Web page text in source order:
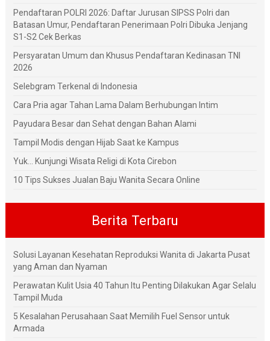
Pendaftaran POLRI 2026: Daftar Jurusan SIPSS Polri dan
Batasan Umur, Pendaftaran Penerimaan Polri Dibuka Jenjang
S1-S2 Cek Berkas
Persyaratan Umum dan Khusus Pendaftaran Kedinasan TNI
2026
Selebgram Terkenal di Indonesia
Cara Pria agar Tahan Lama Dalam Berhubungan Intim
Payudara Besar dan Sehat dengan Bahan Alami
Tampil Modis dengan Hijab Saat ke Kampus
Yuk... Kunjungi Wisata Religi di Kota Cirebon
10 Tips Sukses Jualan Baju Wanita Secara Online
Berita Terbaru
Solusi Layanan Kesehatan Reproduksi Wanita di Jakarta Pusat
yang Aman dan Nyaman
Perawatan Kulit Usia 40 Tahun Itu Penting Dilakukan Agar Selalu
Tampil Muda
5 Kesalahan Perusahaan Saat Memilih Fuel Sensor untuk
Armada